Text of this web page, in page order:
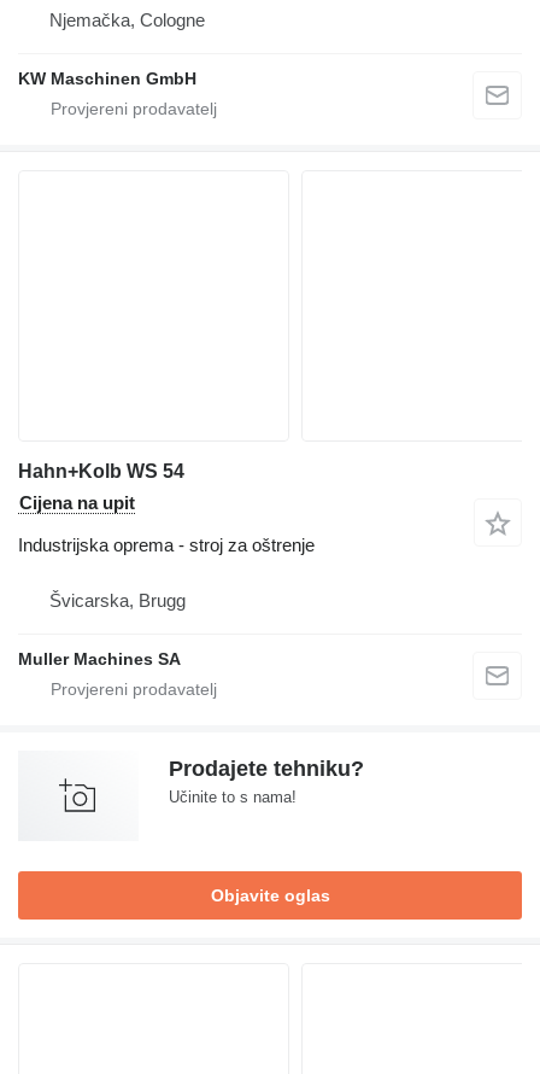
Njemačka, Cologne
KW Maschinen GmbH
Hahn+Kolb WS 54
Cijena na upit
Industrijska oprema - stroj za oštrenje
Švicarska, Brugg
Muller Machines SA
Prodajete tehniku?
Učinite to s nama!
Objavite oglas